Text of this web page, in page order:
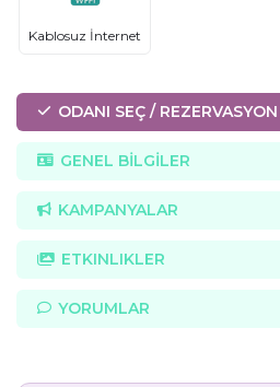
Kablosuz İnternet
ODANI SEÇ / REZERVASYON
GENEL BİLGİLER
KAMPANYALAR
ETKINLIKLER
YORUMLAR